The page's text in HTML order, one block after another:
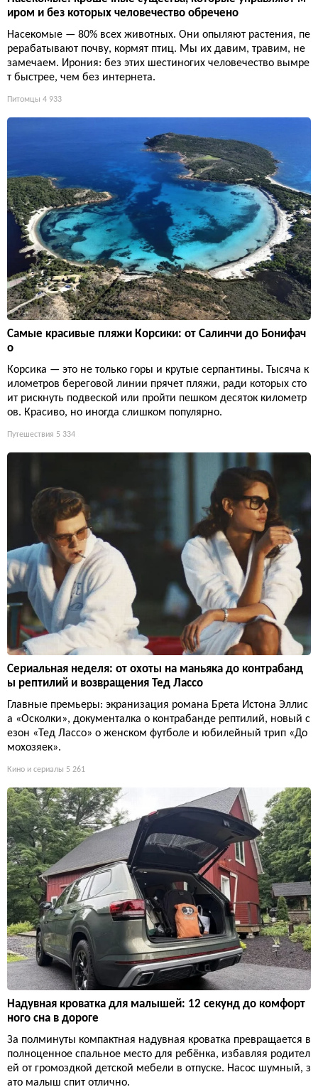
иром и без которых человечество обречено
Насекомые — 80% всех животных. Они опыляют растения, пе
рерабатывают почву, кормят птиц. Мы их давим, травим, не
замечаем. Ирония: без этих шестиногих человечество вымре
т быстрее, чем без интернета.
Питомцы 4 933
Самые красивые пляжи Корсики: от Салинчи до Бонифач
о
Корсика — это не только горы и крутые серпантины. Тысяча к
илометров береговой линии прячет пляжи, ради которых сто
ит рискнуть подвеской или пройти пешком десяток километр
ов. Красиво, но иногда слишком популярно.
Путешествия 5 334
Сериальная неделя: от охоты на маньяка до контрабанд
ы рептилий и возвращения Тед Лассо
Главные премьеры: экранизация романа Брета Истона Эллис
а «Осколки», документалка о контрабанде рептилий, новый с
езон «Тед Лассо» о женском футболе и юбилейный трип «До
мохозяек».
Кино и сериалы 5 261
Надувная кроватка для малышей: 12 секунд до комфорт
ного сна в дороге
За полминуты компактная надувная кроватка превращается в
полноценное спальное место для ребёнка, избавляя родител
ей от громоздкой детской мебели в отпуске. Насос шумный, з
ато малыш спит отлично.